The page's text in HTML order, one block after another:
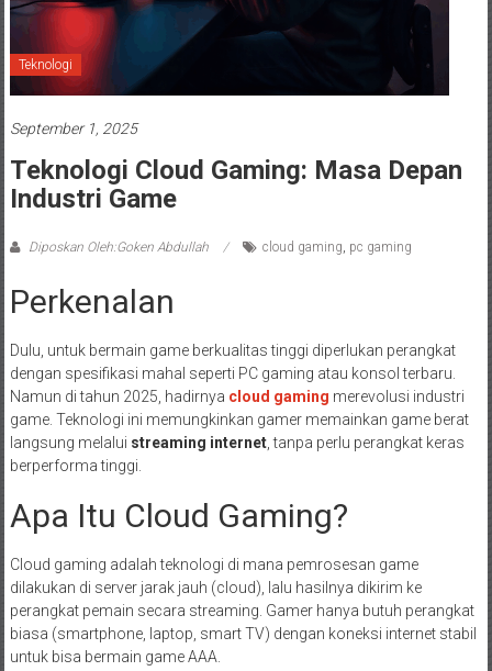
Teknologi
September 1, 2025
Teknologi Cloud Gaming: Masa Depan
Industri Game
Diposkan Oleh:Goken Abdullah cloud gaming, pc gaming
Perkenalan
Dulu, untuk bermain game berkualitas tinggi diperlukan perangkat
dengan spesifikasi mahal seperti PC gaming atau konsol terbaru.
Namun di tahun 2025, hadirnya cloud gaming merevolusi industri
game. Teknologi ini memungkinkan gamer memainkan game berat
langsung melalui streaming internet, tanpa perlu perangkat keras
berperforma tinggi.
Apa Itu Cloud Gaming?
Cloud gaming adalah teknologi di mana pemrosesan game
dilakukan di server jarak jauh (cloud), lalu hasilnya dikirim ke
perangkat pemain secara streaming. Gamer hanya butuh perangkat
biasa (smartphone, laptop, smart TV) dengan koneksi internet stabil
untuk bisa bermain game AAA.